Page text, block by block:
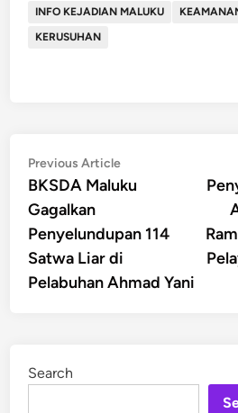
INFO KEJADIAN MALUKU
KERUSUHAN
Post
navigation
Previous ArticlePrevious
article:
BKSDA Maluku
Gagalkan
Penyelundupan 114
Satwa Liar di
Pelabuhan Ahmad Yani
Search